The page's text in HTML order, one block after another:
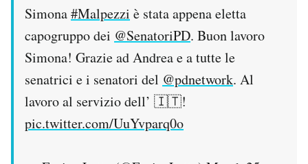
Simona#Malpezzi è stata appena eletta
capogruppo dei ⁦ @SenatoriPD⁩. Buon lavoro
Simona! Grazie ad Andrea e a tutte le
senatrici e i senatori del ⁦ @pdnetwork⁩. Al
lavoro al servizio dell’ 🇮🇹!
pic.twitter.com/UuYvparq0o